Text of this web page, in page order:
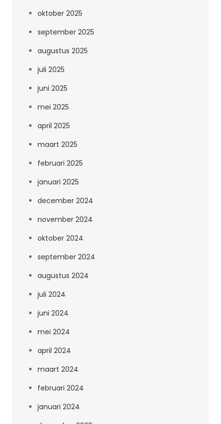
oktober 2025
september 2025
augustus 2025
juli 2025
juni 2025
mei 2025
april 2025
maart 2025
februari 2025
januari 2025
december 2024
november 2024
oktober 2024
september 2024
augustus 2024
juli 2024
juni 2024
mei 2024
april 2024
maart 2024
februari 2024
januari 2024